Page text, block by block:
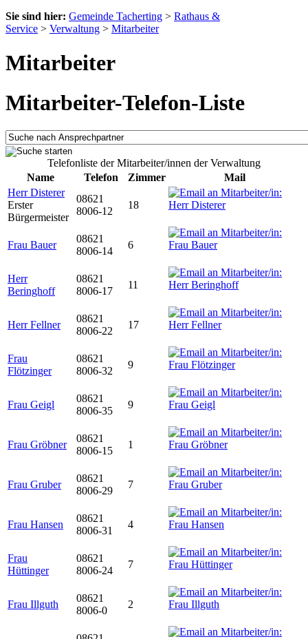
Sie sind hier: Gemeinde Tacherting > Rathaus &
Service > Verwaltung > Mitarbeiter
Mitarbeiter
Mitarbeiter-Telefon-Liste
Telefonliste der Mitarbeiter/innen der Verwaltung
Name
Telefon Zimmer
Mail
Herr Disterer
Erster
Bürgermeister
08621
8006-12
18
Frau Bauer
08621
8006-14
6
Herr
Beringhoff
08621
8006-17
11
Herr Fellner
08621
8006-22
17
Frau
Flötzinger
08621
8006-32
9
Frau Geigl
08621
8006-35
9
Frau Gröbner
08621
8006-15
1
Frau Gruber
08621
8006-29
7
Frau Hansen
08621
8006-31
4
Frau
Hüttinger
08621
8006-24
7
Frau Illguth
08621
8006-0
2